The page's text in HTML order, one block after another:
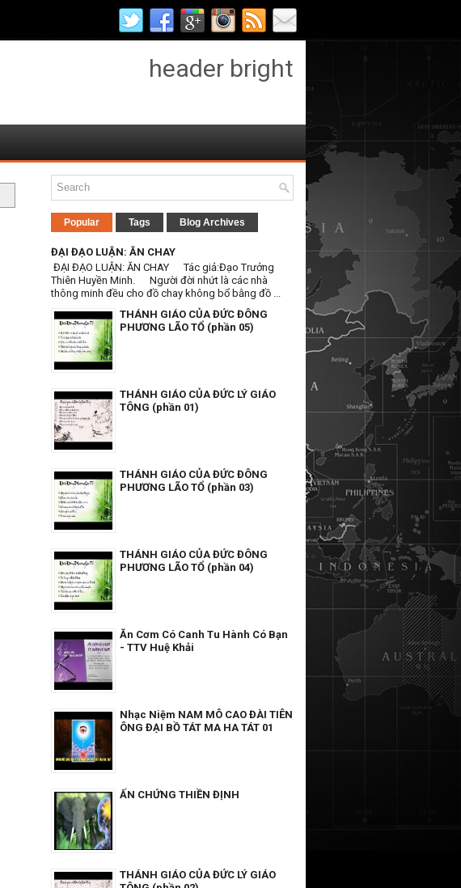
header bright
Popular Tags Blog Archives
ĐẠI ĐẠO LUẬN: ĂN CHAY
ĐẠI ĐẠO LUẬN: ĂN CHAY Tác giả:Đạo Trưởng
Thiên Huyền Minh. Người đời nhứt là các nhà
thông minh đều cho đồ chay không bổ bằng đồ ...
THÁNH GIÁO CỦA ĐỨC ĐÔNG
PHƯƠNG LÃO TỔ (phần 05)
THÁNH GIÁO CỦA ĐỨC LÝ GIÁO
TÔNG (phần 01)
THÁNH GIÁO CỦA ĐỨC ĐÔNG
PHƯƠNG LÃO TỔ (phần 03)
THÁNH GIÁO CỦA ĐỨC ĐÔNG
PHƯƠNG LÃO TỔ (phần 04)
Ăn Cơm Có Canh Tu Hành Có Bạn
- TTV Huệ Khải
Nhạc Niệm NAM MÔ CAO ĐÀI TIÊN
ÔNG ĐẠI BỒ TÁT MA HA TÁT 01
ẤN CHỨNG THIỀN ĐỊNH
THÁNH GIÁO CỦA ĐỨC LÝ GIÁO